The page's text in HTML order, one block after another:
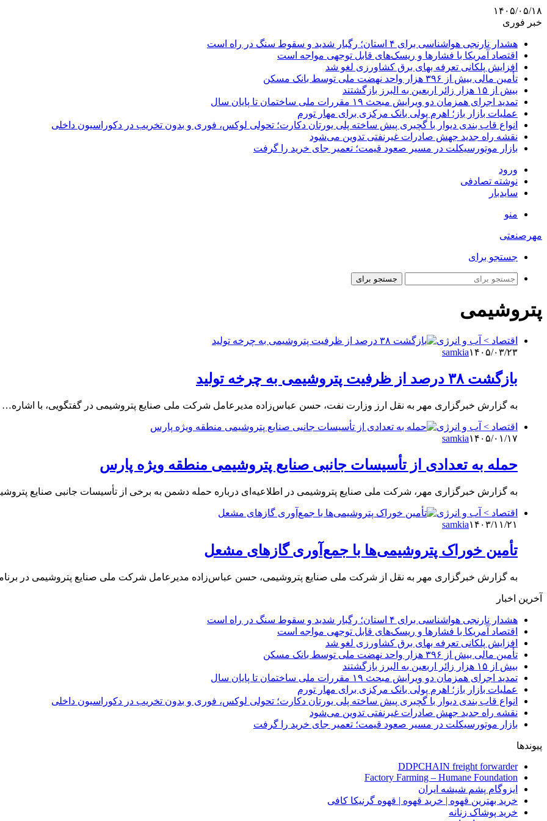
۱۴۰۵/۰۵/۱۸
خبر فوری
هشدار نارنجی هواشناسی برای ۴ استان؛ رگبار شدید و سقوط سنگ در راه است
اقتصاد آمریکا با فشارها و ریسک‌های قابل توجهی مواجه است
افزایش پلکانی تعرفه بهای برق کشاورزی لغو شد
تأمین مالی بیش از ۳۹۶ هزار واحد نهضت ملی توسط بانک مسکن
بیش از ۱۵ هزار زائر اربعین به البرز بازگشتند
تمدید اجرای همزمان دو ویرایش مبحث ۱۹ مقررات ملی ساختمان تا پایان سال
عملیات بازار باز؛ اهرم پولی بانک مرکزی برای مهار تورم
انواع قاب بندی دیوار با گچبری پیش ساخته پلی یورتان دکارت؛ تحولی لوکس، فوری و بدون تخریب در دکوراسیون داخلی
نقشه راه جدید جهش صادرات غیرنفتی تدوین می‌شود
بازار موتورسیکلت در مسیر صعود قیمت؛ تعمیر جای خرید را گرفت
ورود
نوشته تصادفی
سایدبار
منو
مهرصنعتی
جستجو برای
جستجو برای
پتروشیمی
اقتصاد > آب و انرژی
samkia۱۴۰۵/۰۳/۲۳
بازگشت ۳۸ درصد از ظرفیت‌ پتروشیمی به چرخه تولید
به گزارش خبرگزاری مهر به نقل ارز وزارت نفت، حسن عباس‌زاده مدیرعامل شرکت ملی صنایع پتروشیمی در گفتگویی، با اشاره…
اقتصاد > آب و انرژی
samkia۱۴۰۵/۰۱/۱۷
حمله به تعدادی از تأسیسات جانبی صنایع پتروشیمی منطقه ویژه پارس
به گزارش خبرگزاری مهر، شرکت ملی صنایع پتروشیمی در اطلاعیه‌ای درباره حمله دشمن به برخی از تأسیسات جانبی صنایع
اقتصاد > آب و انرژی
samkia۱۴۰۳/۱۱/۲۱
تأمین خوراک پتروشیمی‌ها با جمع‌آوری گازهای مشعل
به گزارش خبرگزاری مهر به نقل از شرکت ملی صنایع پتروشیمی، حسن عباس‌زاده مدیرعامل شرکت ملی صنایع پتروشیمی در
آخرین اخبار
هشدار نارنجی هواشناسی برای ۴ استان؛ رگبار شدید و سقوط سنگ در راه است
اقتصاد آمریکا با فشارها و ریسک‌های قابل توجهی مواجه است
افزایش پلکانی تعرفه بهای برق کشاورزی لغو شد
تأمین مالی بیش از ۳۹۶ هزار واحد نهضت ملی توسط بانک مسکن
بیش از ۱۵ هزار زائر اربعین به البرز بازگشتند
تمدید اجرای همزمان دو ویرایش مبحث ۱۹ مقررات ملی ساختمان تا پایان سال
عملیات بازار باز؛ اهرم پولی بانک مرکزی برای مهار تورم
انواع قاب بندی دیوار با گچبری پیش ساخته پلی یورتان دکارت؛ تحولی لوکس، فوری و بدون تخریب در دکوراسیون داخلی
نقشه راه جدید جهش صادرات غیرنفتی تدوین می‌شود
بازار موتورسیکلت در مسیر صعود قیمت؛ تعمیر جای خرید را گرفت
پیوندها
DDPCHAIN freight forwarder
Factory Farming – Humane Foundation
ایزوگام پشم شیشه ایران
خرید بهترین قهوه | خرید قهوه | قهوه گرنیکا کافی
خرید پوشاک زنانه